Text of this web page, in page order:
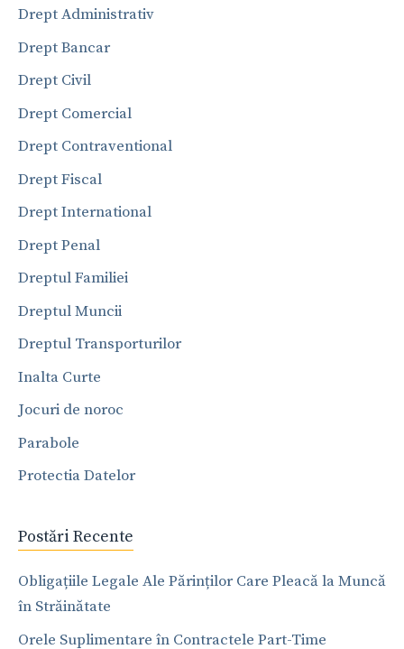
Drept Administrativ
Drept Bancar
Drept Civil
Drept Comercial
Drept Contraventional
Drept Fiscal
Drept International
Drept Penal
Dreptul Familiei
Dreptul Muncii
Dreptul Transporturilor
Inalta Curte
Jocuri de noroc
Parabole
Protectia Datelor
Postări Recente
Obligațiile Legale Ale Părinților Care Pleacă la Muncă
în Străinătate
Orele Suplimentare în Contractele Part-Time